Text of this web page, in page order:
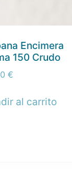
Encimera
150 Crudo
€
al carrito